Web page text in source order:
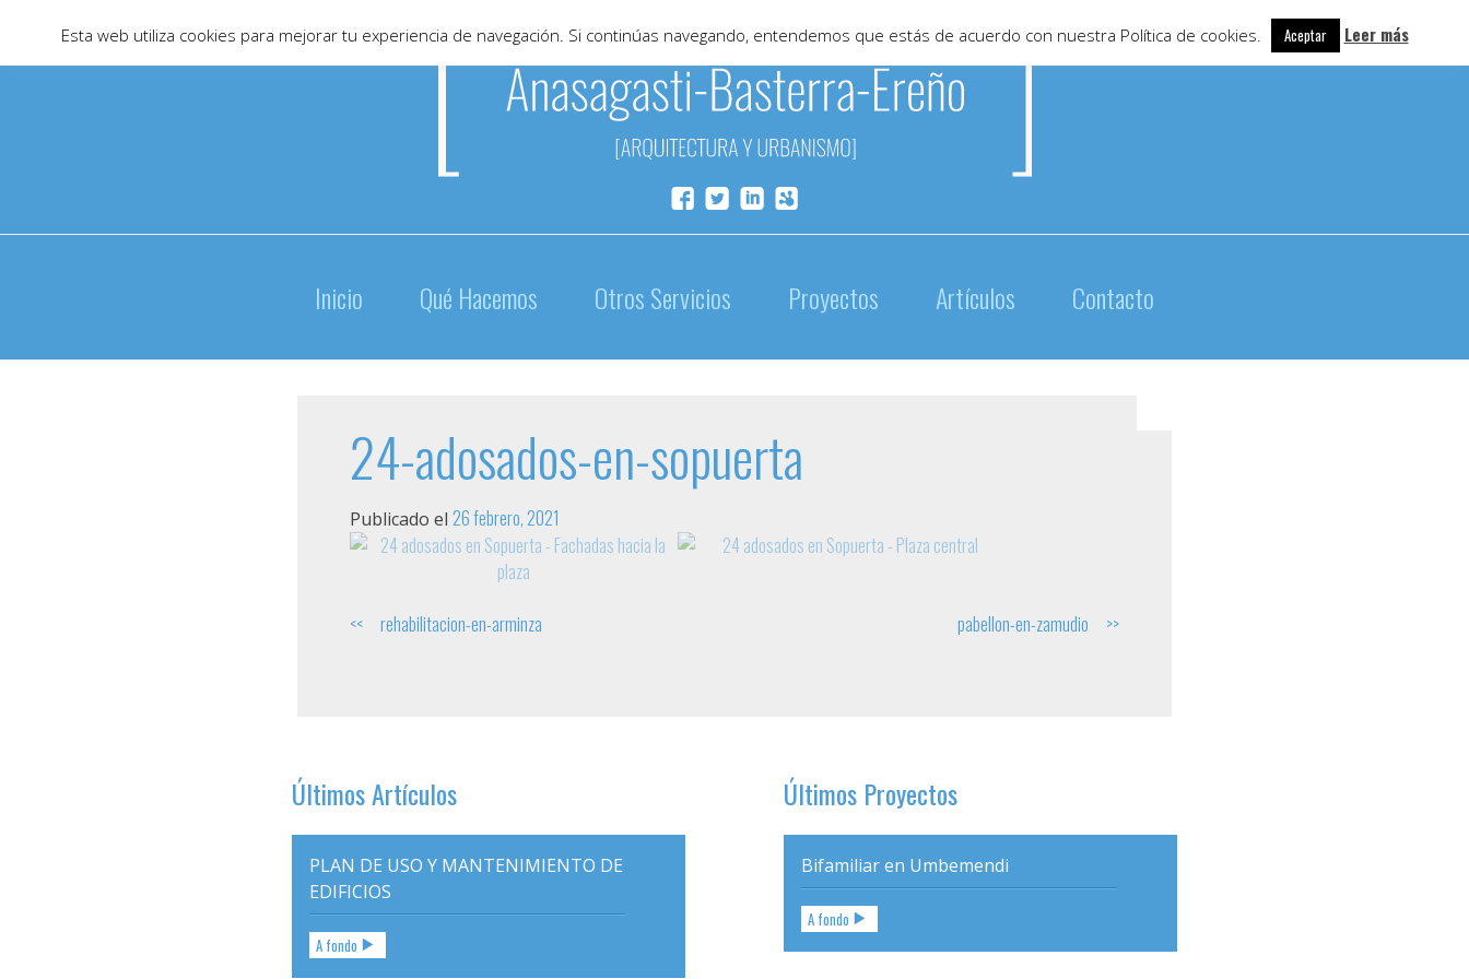
content
Inicio Qué Hacemos Otros Servicios Proyectos Artículos Contacto
24-adosados-en-sopuerta
Publicado el 26 febrero, 2021
Navegación
rehabilitacion-en-arminza pabellon-en-zamudio
Últimos Artículos
PLAN DE USO Y MANTENIMIENTO DE
EDIFICIOS
A fondo
Últimos Proyectos
Bifamiliar en Umbemendi
A fondo
Esta web utiliza cookies para mejorar tu experiencia de navegación. Si continúas navegando, entendemos que estás de acuerdo con nuestra Política de cookies. Aceptar Leer más